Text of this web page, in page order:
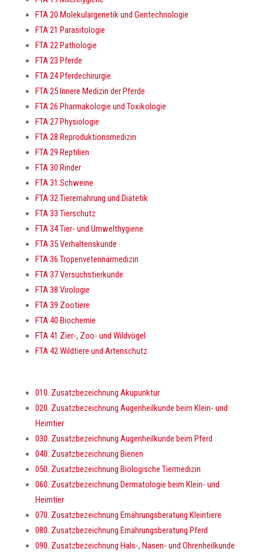
FTA 20 Molekulargenetik und Gentechnologie
FTA 21 Parasitologie
FTA 22 Pathologie
FTA 23 Pferde
FTA 24 Pferdechirurgie
FTA 25 Innere Medizin der Pferde
FTA 26 Pharmakologie und Toxikologie
FTA 27 Physiologie
FTA 28 Reproduktionsmedizin
FTA 29 Reptilien
FTA 30 Rinder
FTA 31 Schweine
FTA 32 Tierernährung und Diätetik
FTA 33 Tierschutz
FTA 34 Tier- und Umwelthygiene
FTA 35 Verhaltenskunde
FTA 36 Tropenveterinärmedizin
FTA 37 Versuchstierkunde
FTA 38 Virologie
FTA 39 Zootiere
FTA 40 Biochemie
FTA 41 Zier-, Zoo- und Wildvögel
FTA 42 Wildtiere und Artenschutz
010. Zusatzbezeichnung Akupunktur
020. Zusatzbezeichnung Augenheilkunde beim Klein- und
Heimtier
030. Zusatzbezeichnung Augenheilkunde beim Pferd
040. Zusatzbezeichnung Bienen
050. Zusatzbezeichnung Biologische Tiermedizin
060. Zusatzbezeichnung Dermatologie beim Klein- und
Heimtier
070. Zusatzbezeichnung Ernährungsberatung Kleintiere
080. Zusatzbezeichnung Ernährungsberatung Pferd
090. Zusatzbezeichnung Hals-, Nasen- und Ohrenheilkunde